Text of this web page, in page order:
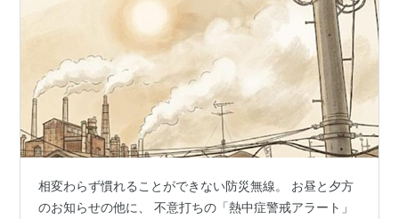
夏型の気圧配置で等圧線の間隔が広い
相変わらず慣れることができない防災無線。 お昼と夕方
のお知らせの他に、 不意打ちの「熱中症警戒アラート」